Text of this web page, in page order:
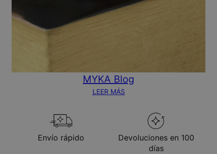
MYKA Blog
LEER MÁS
Envío rápido
Devoluciones en 100
días